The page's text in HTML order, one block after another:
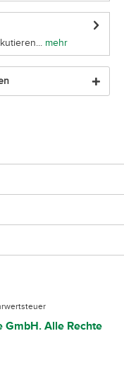
mehr
GmbH. Alle Rechte